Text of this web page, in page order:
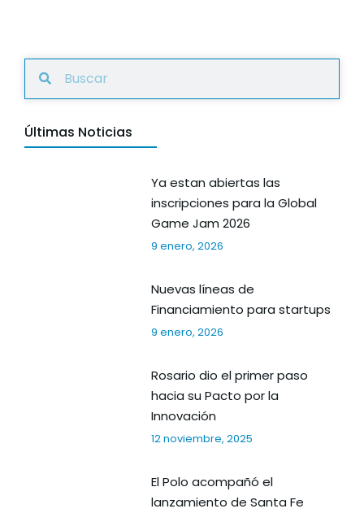
Últimas Noticias
Ya estan abiertas las
inscripciones para la Global
Game Jam 2026
9 enero, 2026
Nuevas líneas de
Financiamiento para startups
9 enero, 2026
Rosario dio el primer paso
hacia su Pacto por la
Innovación
12 noviembre, 2025
El Polo acompañó el
lanzamiento de Santa Fe